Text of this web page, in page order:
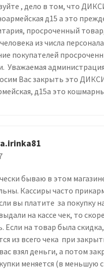
, дело в том, что
д15 а это
просроченный
из числа
покупателей
Уважаемая
Вас закрыть это
д15а это
бываю в этом
Кассиры часто
вы платите за покупку
на кассе чек, то
Если на товар была
из всего чека при
взял деньги, а потом
меняется (в меньшую